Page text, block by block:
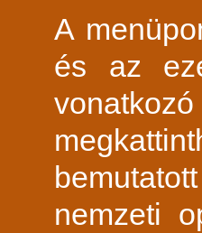
A
és az
nemzeti